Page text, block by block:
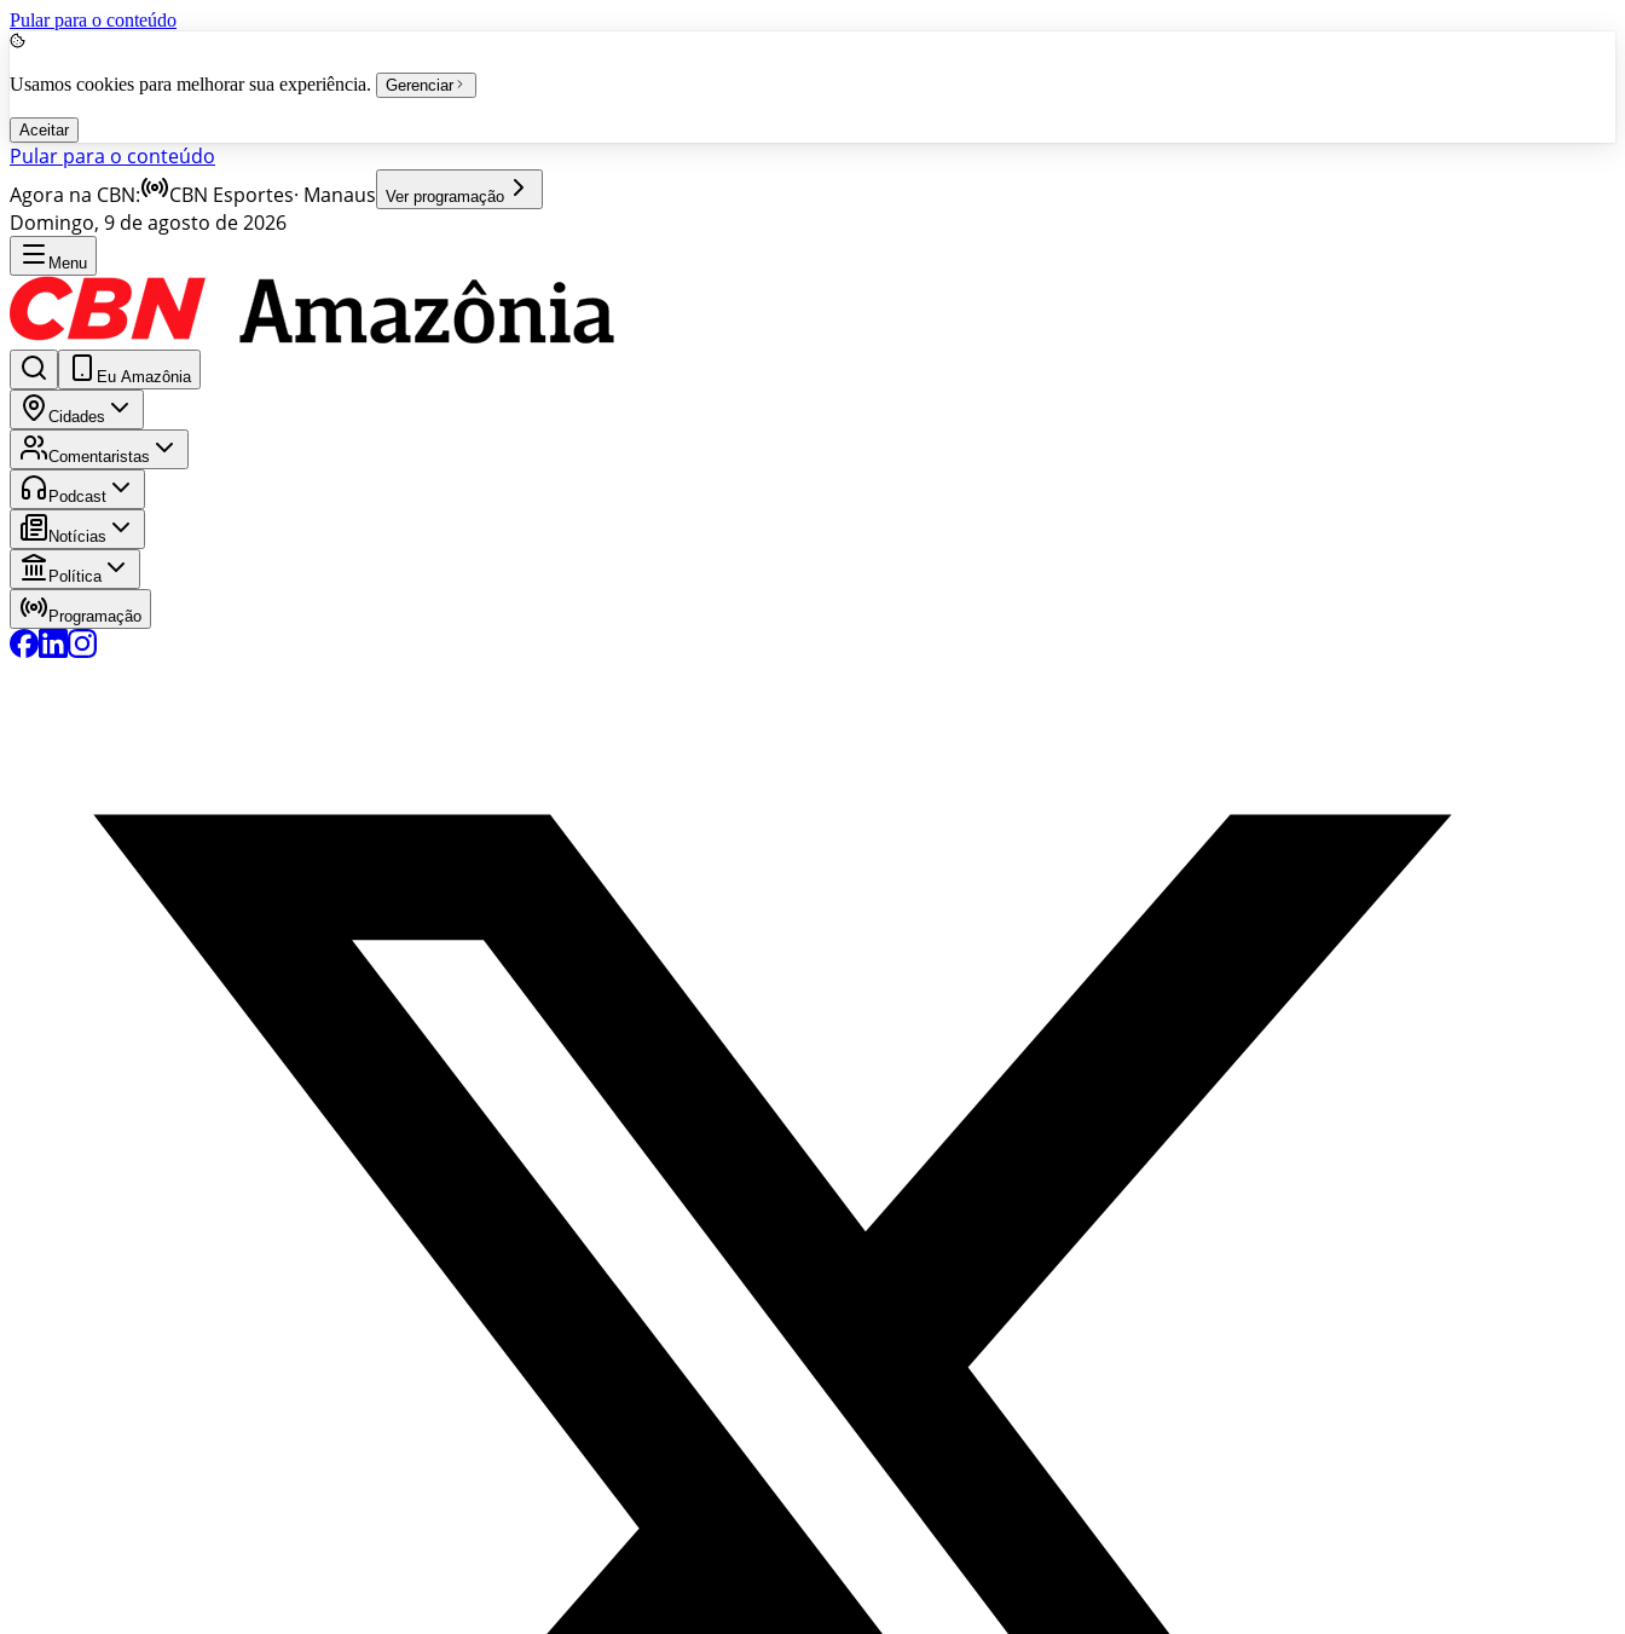
Pular para o conteúdo
Usamos cookies para melhorar sua experiência. Gerenciar
Aceitar
Pular para o conteúdo
Agora na CBN:
CBN Esportes· Manaus Ver programação
Domingo, 9 de agosto de 2026
Menu
Eu Amazônia
Cidades
Comentaristas
Podcast
Notícias
Política
Programação